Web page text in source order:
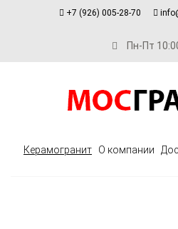
+7 (926) 005-28-70
Пн-Пт
Керамогранит О компании